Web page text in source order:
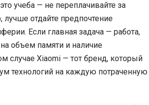
учеба — не переплачивайте за
отдайте предпочтение
Если главная задача — работа,
объем памяти и наличие
случае Xiaomi — тот бренд, который
технологий на каждую потраченную